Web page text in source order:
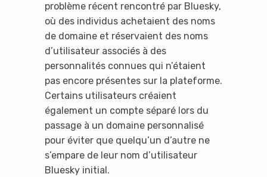
problème récent rencontré par Bluesky,
où des individus achetaient des noms
de domaine et réservaient des noms
d’utilisateur associés à des
personnalités connues qui n’étaient
pas encore présentes sur la plateforme.
Certains utilisateurs créaient
également un compte séparé lors du
passage à un domaine personnalisé
pour éviter que quelqu’un d’autre ne
s’empare de leur nom d’utilisateur
Bluesky initial.